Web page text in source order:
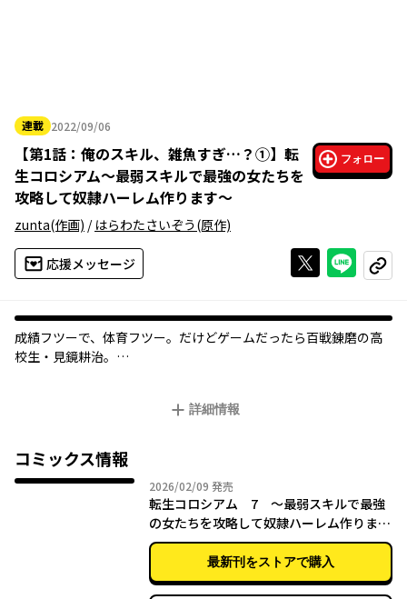
連載 2022/09/06
2022年09月06日
【第1話：俺のスキル、雑魚すぎ…？①】 転
生コロシアム～最弱スキルで最強の女たちを
攻略して奴隷ハーレム作ります～
フォロー
zunta(作画) / はらわたさいぞう(原作)
応援メッセージ Xで投稿する
ライン
コピー
成績フツーで、体育フツー。だけどゲームだったら百戦錬磨の高
校生・見鏡耕治。
「コピー」スキルという、その世界ではゴミ同然のお荷物スキル
見鏡を召喚した張本人・神官長ザイードによって剣闘奴隷堕ちし
てしまう。
敗北したら犯されるらしい、最悪のバトルコロシアムに身を投じ
戦慄と絶望に苛まれる見鏡だが、そのなかで彼は、ある一つの事
その瞬間、絶望は希望に変わり、コロシアムは見鏡の独壇場とな
詳細情報
コミックス情報
2026/02/09 2026年02月09日
発売
転生コロシアム 7 ～最弱スキルで最強
の女たちを攻略して奴隷ハーレム作ります
～
最新刊をストアで購入